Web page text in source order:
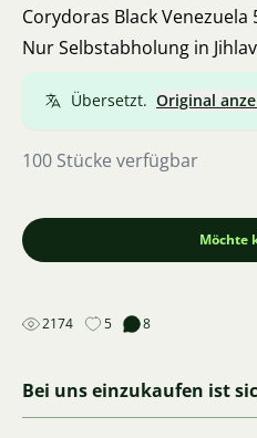
Corydoras Black Venezuela
Nur Selbstabholung in
Übersetzt. Original
100 Stücke verfügbar
Möchte
2174 5 8
Bei uns einzukaufen ist